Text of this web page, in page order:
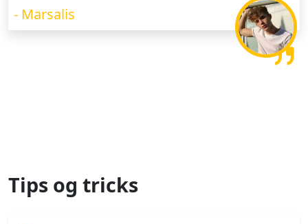
- Marsalis
Tips og tricks